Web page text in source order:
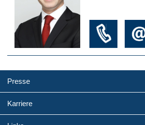
Presse
Karriere